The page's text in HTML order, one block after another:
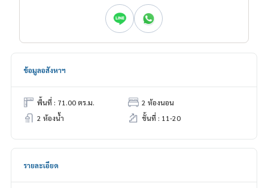
ข้อมูลอสังหาฯ
พื้นที่ : 71.00 ตร.ม.
2 ห้องนอน
2 ห้องน้ำ
ชั้นที่ : 11-20
รายละเอียด